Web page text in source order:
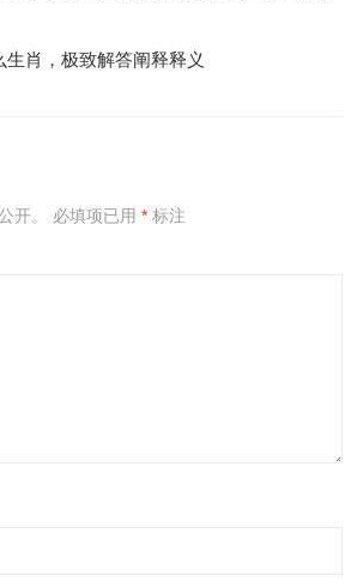
肖，极致解答阐释释义
开。 必填项已用 *标注